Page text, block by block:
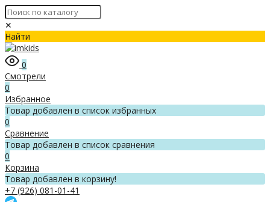
✕
Найти
0
Смотрели
0
Избранное
Товар добавлен в список избранных
0
Сравнение
Товар добавлен в список сравнения
0
Корзина
Товар добавлен в корзину!
+7 (926) 081-01-41